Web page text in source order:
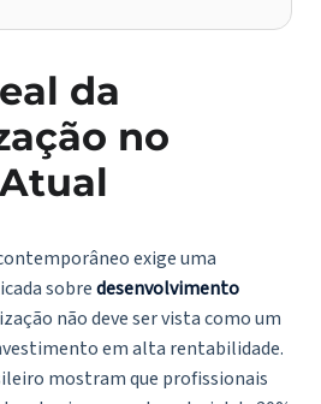
da
no
exige uma
sobredesenvolvimento
não deve ser vista como um
em alta rentabilidade.
mostram que profissionais